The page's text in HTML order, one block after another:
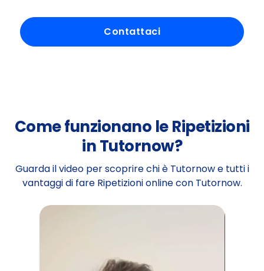
Contattaci
Come funzionano le Ripetizioni
in Tutornow?
Guarda il video per scoprire chi è Tutornow e tutti i
vantaggi di fare Ripetizioni online con Tutornow.